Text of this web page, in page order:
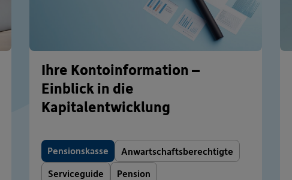
Ihre Kontoinformation –
Einblick in die
Kapitalentwicklung
Pensionskasse
Anwartschaftsberechtigte
Serviceguide
Pension